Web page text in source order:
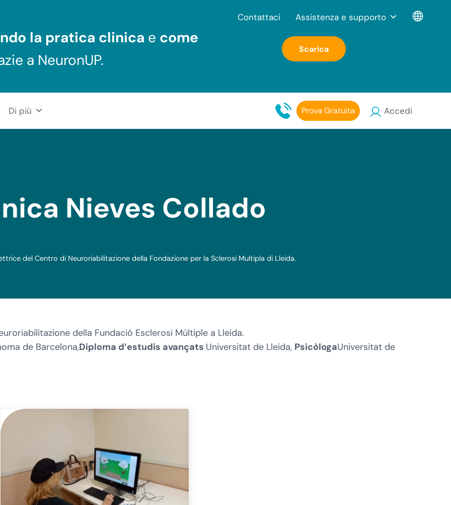
la pratica clinica e come
a NeuronUP.
Scarica
Di più Prova Gratuita Accedi
Contattaci Assistenza e supporto
Nieves Collado
del Centro di Neuroriabilitazione della Fondazione per la Sclerosi Multipla di Lleida.
della Fundació Esclerosi Múltiple a Lleida.
de Barcelona,Diploma d’estudis avançats Universitat de Lleida, PsicòlogaUniversitat de